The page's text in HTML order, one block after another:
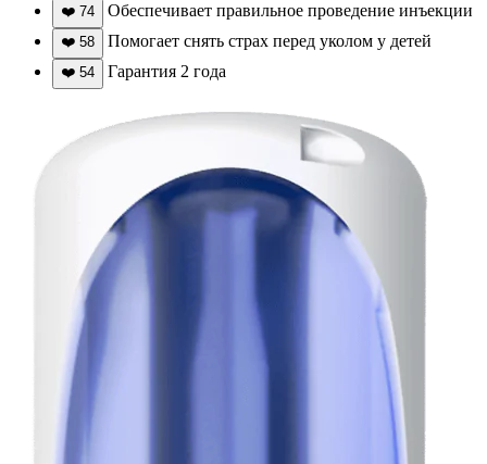
❤️ 74 Обеспечивает правильное проведение инъекции
❤️ 58 Помогает снять страх перед уколом у детей
❤️ 54 Гарантия 2 года